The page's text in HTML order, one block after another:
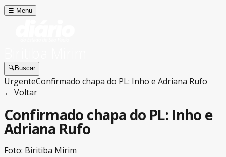
☰ Menu
🔍Buscar
UrgenteConfirmado chapa do PL: Inho e Adriana Rufo
← Voltar
Confirmado chapa do PL: Inho e
Adriana Rufo
Foto: Biritiba Mirim